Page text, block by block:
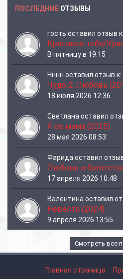
ПОСЛЕДНИЕ ОТЗЫВЫ
гость оставил отзыв к:
Красивее тебя/
В пятницу в 19:15
Нннн оставил отзыв к:
Чудо 2: Любовь
18 июля 2026 12:36
Светлана оставил
Я ее мама (2025)
28 мая 2026 08:53
Фарида оставил
Любовь и
17 апреля 2026 10:48
Валентина оставил
Невеста (2024)
9 апреля 2026 13:55
Смотреть все
Главная страница